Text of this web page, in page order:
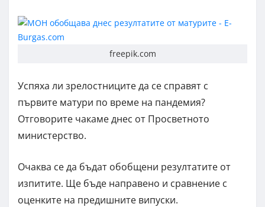
freepik.com
Успяха ли зрелостниците да се справят с
първите матури по време на пандемия?
Отговорите чакаме днес от Просветното
министерство.
Очаква се да бъдат обобщени резултатите от
изпитите. Ще бъде направено и сравнение с
оценките на предишните випуски.